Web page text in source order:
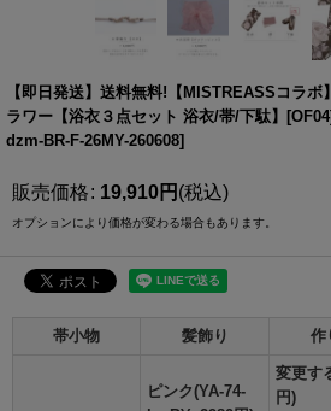
【即日発送】送料無料!【MISTREASSコラ
ラワー【浴衣３点セット 浴衣/帯/下駄】
dzm-BR-F-26MY-260608]
販売価格: 19,910円 (税込)
オプションにより価格が変わる場合もあります。
帯小物 髪飾り 作
ピンク(YA-74-
変更す
円)